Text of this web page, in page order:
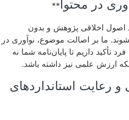
**
اصول اخلاقی پژوهش و بدون
ما بر اصالت موضوع، نوآوری در
تأکید داریم تا پایان‌نامه شما نه
ارزش علمی نیز داشته باشد.
و رعایت استانداردهای